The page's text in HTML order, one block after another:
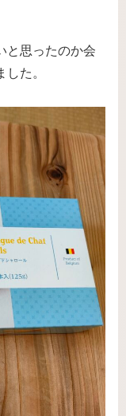
と思ったのか会
た。